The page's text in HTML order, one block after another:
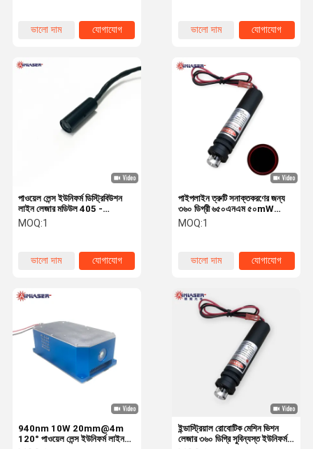
পণ্য
ভালো দাম যোগাযোগ
ভালো দাম যোগাযোগ
পাইপলাইন ত্রুটি সনাক্তকরণের জন্য
৩৬০ ডিগ্রী ৬৫০এনএম ৫০mW
অভিন্ন লাল রেখা লেজার প্রজেক্টর
MOQ:1
ভালো দাম যোগাযোগ
পাওয়েল লেন্স ইউনিফর্ম ডিস্ট্রিবিউশন
লাইন লেজার মডিউল 405 -
850nm টিটিএল মডুলেশন সহ
MOQ:1
ভালো দাম যোগাযোগ
ইন্ডাস্ট্রিয়াল রোবোটিক মেশিন ভিশন
লেজার ৩৬০ ডিগ্রি সুবিন্যস্ত ইউনিফর্ম
940nm 10W 20mm@4m
120° পাওয়েল লেন্স ইউনিফর্ম লাইন